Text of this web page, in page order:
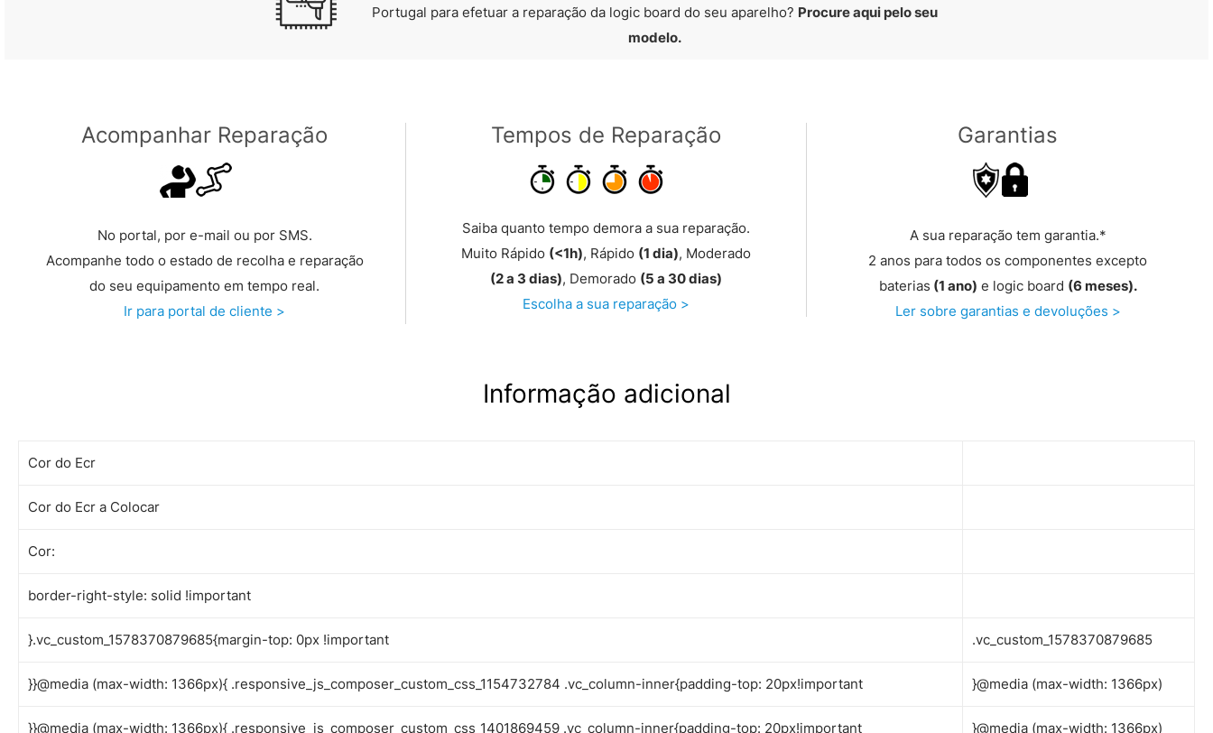
Portugal para efetuar a reparação da logic board do seu aparelho? Procure aqui pelo seu
modelo.
Acompanhar Reparação
No portal, por e-mail ou por SMS.
Acompanhe todo o estado de recolha e reparação
do seu equipamento em tempo real.
Ir para portal de cliente >
Tempos de Reparação
Saiba quanto tempo demora a sua reparação.
Muito Rápido (<1h), Rápido (1 dia), Moderado
(2 a 3 dias), Demorado (5 a 30 dias)
Escolha a sua reparação >
Garantias
A sua reparação tem garantia.*
2 anos para todos os componentes excepto
baterias (1 ano) e logic board (6 meses).
Ler sobre garantias e devoluções >
Informação adicional
Cor do Ecr
Cor do Ecr a Colocar
Cor:
border-right-style: solid !important
}.vc_custom_1578370879685{margin-top: 0px !important .vc_custom_1578370879685
}}@media (max-width: 1366px){ .responsive_js_composer_custom_css_1154732784 .vc_column-inner{padding-top: 20px!important }@media (max-width: 1366px)
}}@media (max-width: 1366px){ .responsive_js_composer_custom_css_1401869459 .vc_column-inner{padding-top: 20px!important }@media (max-width: 1366px)